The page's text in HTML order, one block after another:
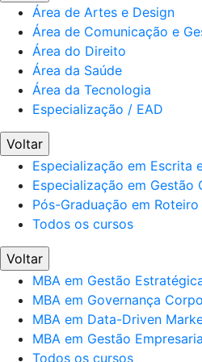
Área de Artes e Design
Área de Comunicação e
Área do Direito
Área da Saúde
Área da Tecnologia
Especialização / EAD
Voltar
Especialização em Escrita
Especialização em Gestão
Pós-Graduação em
Todos os cursos
Voltar
MBA em Gestão
MBA em Governança
MBA em Data-Driven
MBA em Gestão
Todos os cursos